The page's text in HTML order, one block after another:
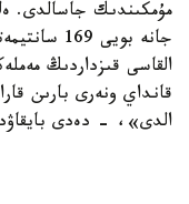
جانە
القاسى قىزداردىڭ
الدى»، - دەدى